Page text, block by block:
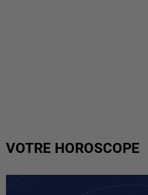
VOTRE HOROSCOPE